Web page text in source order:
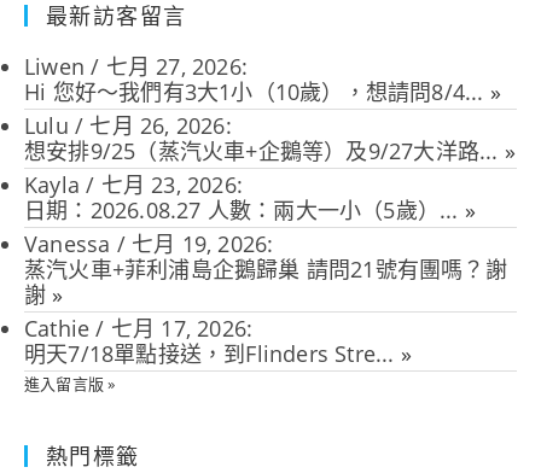
最新訪客留言
Liwen / 七月 27, 2026:
Hi 您好～我們有3大1小（10歲），想請問8/4... »
Lulu / 七月 26, 2026:
想安排9/25（蒸汽火車+企鵝等）及9/27大洋路... »
Kayla / 七月 23, 2026:
日期：2026.08.27 人數：兩大一小（5歲）... »
Vanessa / 七月 19, 2026:
蒸汽火車+菲利浦島企鵝歸巢 請問21號有團嗎？謝
謝 »
Cathie / 七月 17, 2026:
明天7/18單點接送，到Flinders Stre... »
進入留言版 »
熱門標籤